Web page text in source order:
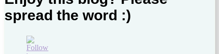
spread the word :)